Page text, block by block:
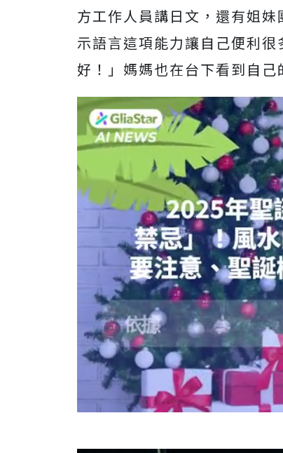
方工作人員講日文，還有姐妹
示語言這項能力讓自己便利
好！」媽媽也在台下看到自己